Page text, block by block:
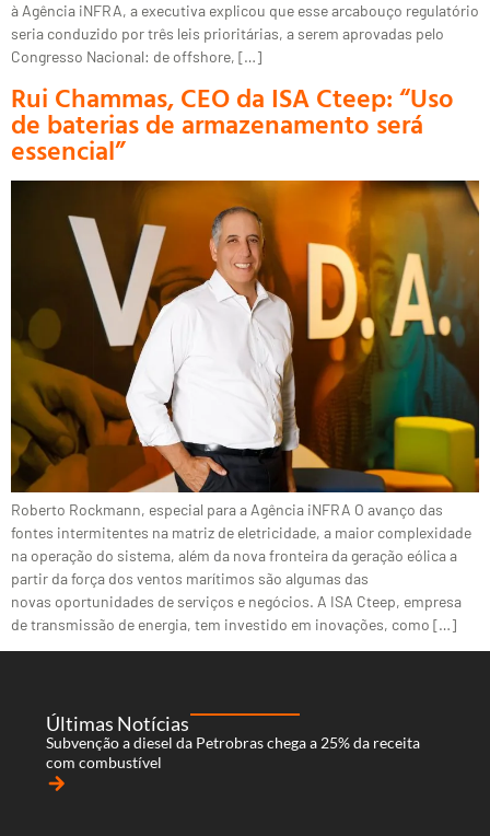
à Agência iNFRA, a executiva explicou que esse arcabouço regulatório
seria conduzido por três leis prioritárias, a serem aprovadas pelo
Congresso Nacional: de offshore, […]
Rui Chammas, CEO da ISA Cteep: “Uso
de baterias de armazenamento será
essencial”
Roberto Rockmann, especial para a Agência iNFRA O avanço das
fontes intermitentes na matriz de eletricidade, a maior complexidade
na operação do sistema, além da nova fronteira da geração eólica a
partir da força dos ventos marítimos são algumas das
novas oportunidades de serviços e negócios. A ISA Cteep, empresa
de transmissão de energia, tem investido em inovações, como […]
Últimas Notícias
Subvenção a diesel da Petrobras chega a 25% da receita
com combustível
arrow_forward